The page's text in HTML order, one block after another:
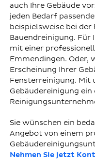
auch Ihre Gebäude
jeden Bedarf
beispielsweise bei
Bauendreinigung. Für
mit einer
Emmendingen. Oder,
Erscheinung Ihrer
Fensterreinigung. Mit
Gebäudereinigung
Sie wünschen ein
Angebot von einem
Nehmen Sie jetzt